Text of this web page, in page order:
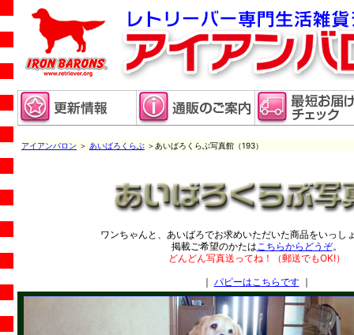
アイアンバロン ＞ あいばろくらぶ ＞あいばろくらぶ写真館（193）
ワンちゃんと、あいばろでお求めいただいた商品をいっし
掲載ご希望のかたはこちらからどうぞ。
どんどん写真送ってね！（郵送でもOK!）
｜ パピーはこちらです ｜